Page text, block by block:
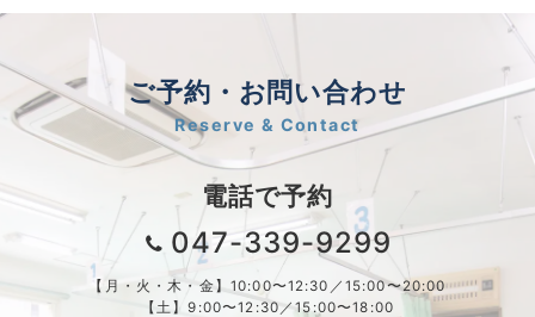
ご予約・お問い合わせ
Reserve & Contact
電話で予約
047-339-9299
【月・火・木・金】10:00〜12:30／15:00〜20:00
【土】9:00〜12:30／15:00〜18:00